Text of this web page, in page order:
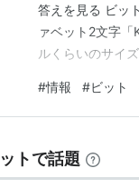
答えを見る ビッ
ァベット2文字
ルくらいのサイ
「bps」という略
ます。 第3位…
#情報 #ビット
トで話題